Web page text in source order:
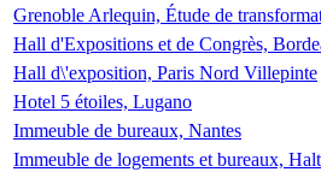
Grenoble Arlequin, Étude de
Hall d'Expositions et de Congrès,
Hall d\'exposition, Paris Nord Villepinte
Hotel 5 étoiles, Lugano
Immeuble de bureaux, Nantes
Immeuble de logements et bureaux,